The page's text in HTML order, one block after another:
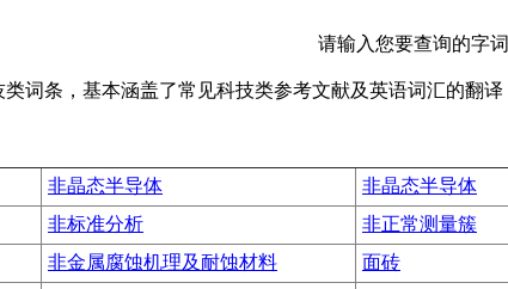
请输入您要查询的字词
词条，基本涵盖了常见科技类参考文献及英语词汇的翻译
非晶态半导体 非晶态半导体
非标准分析 非正常测量簇
非金属腐蚀机理及耐蚀材料 面砖